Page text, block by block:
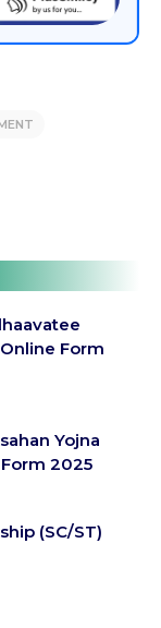
Form
Yojna
2025
(SC/ST)